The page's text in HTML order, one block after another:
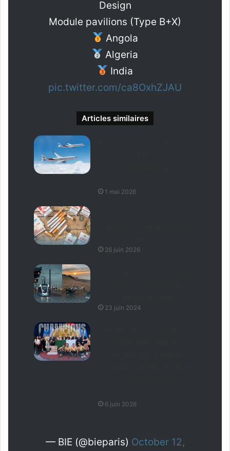
Design
Module pavilions (Type B+X)
Angola
Algeria
India
pic.twitter.com/ca8OxhZJAU
Articles similaires
1 mai 2026
26 juin 2026
23 juin 2024
6 juin 2026
— BIE (@bieparis) October 12,